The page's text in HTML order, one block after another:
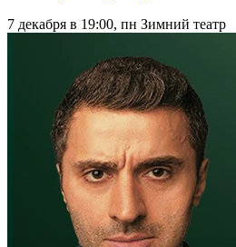
7 декабря в 19:00, пн Зимний театр